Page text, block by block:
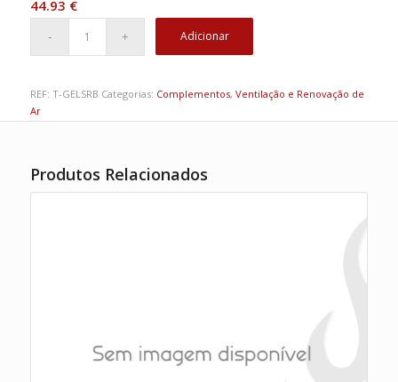
44.93 €
Adicionar
REF: T-GELSRB Categorias: Complementos, Ventilação e Renovação de
Ar
Produtos Relacionados